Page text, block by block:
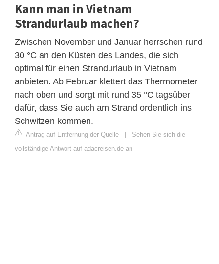
Kann man in Vietnam
Strandurlaub machen?
Zwischen November und Januar herrschen rund
30 °C an den Küsten des Landes, die sich
optimal für einen Strandurlaub in Vietnam
anbieten. Ab Februar klettert das Thermometer
nach oben und sorgt mit rund 35 °C tagsüber
dafür, dass Sie auch am Strand ordentlich ins
Schwitzen kommen.
Antrag auf Entfernung der Quelle | Sehen Sie sich die
vollständige Antwort auf adacreisen.de an